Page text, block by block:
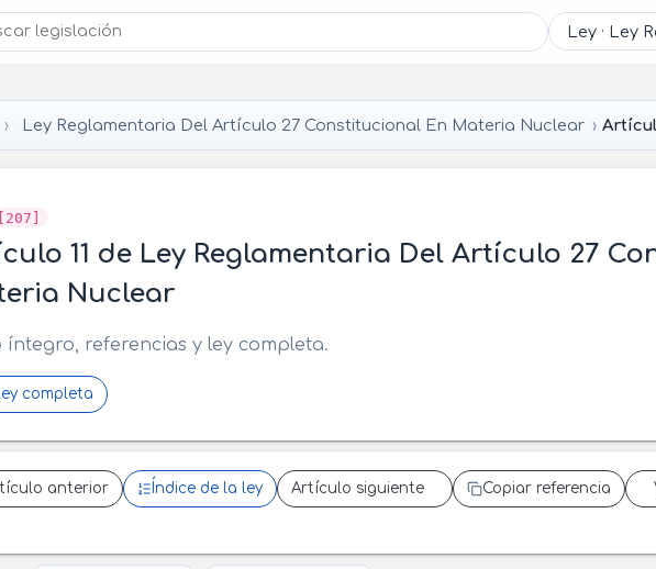
Ley Reglamentaria Del Artículo 27 Constitucional En Materia Nuclear
[207]
11 de Ley Reglamentaria Del Artículo 27
Nuclear
íntegro, referencias y ley completa.
completa
anterior Índice de la ley Artículo siguiente Copiar referencia